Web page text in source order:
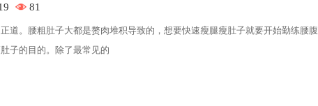
81
道。腰粗肚子大都是赘肉堆积导致的，想要快速瘦腿瘦肚子就要开始勤练腰腹
子的目的。除了最常见的